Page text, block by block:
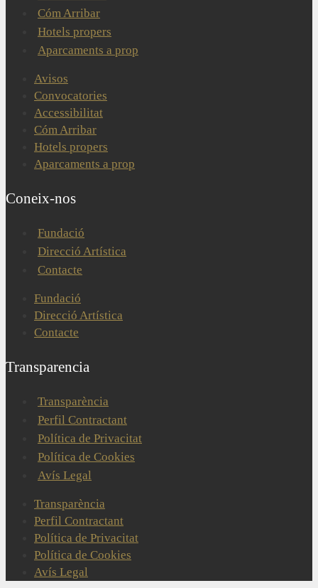
Cóm Arribar
Hotels propers
Aparcaments a prop
Avisos
Convocatories
Accessibilitat
Cóm Arribar
Hotels propers
Aparcaments a prop
Coneix-nos
Fundació
Direcció Artística
Contacte
Fundació
Direcció Artística
Contacte
Transparencia
Transparència
Perfil Contractant
Política de Privacitat
Política de Cookies
Avís Legal
Transparència
Perfil Contractant
Política de Privacitat
Política de Cookies
Avís Legal